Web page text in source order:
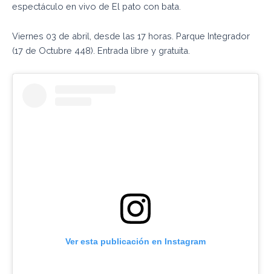
espectáculo en vivo de El pato con bata.
Viernes 03 de abril, desde las 17 horas. Parque Integrador
(17 de Octubre 448). Entrada libre y gratuita.
Ver esta publicación en Instagram